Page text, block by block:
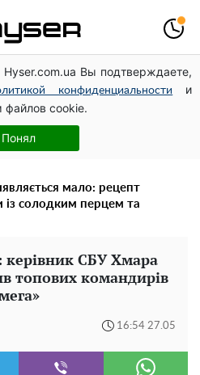
Вы подтверждаете,
конфиденциальности
и
файлов cookie.
Понял
Конотопський вивів
через фіктивну фірму в
дивовижна кар'єра від актора
номінанта у керівники
мало: рецепт
із солодким перцем та
СБУ Хмара
топових командирів
16:54 27.05